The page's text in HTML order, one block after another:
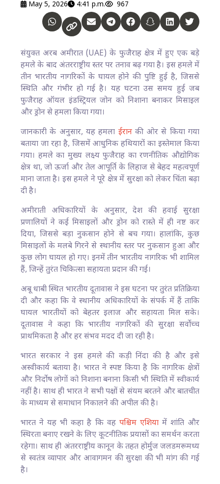
May 5, 2026 4:41 p.m. 967
संयुक्त अरब अमीरात (UAE) के फुजैराह क्षेत्र में हुए एक बड़े
हमले के बाद अंतरराष्ट्रीय स्तर पर तनाव बढ़ गया है। इस हमले में
तीन भारतीय नागरिकों के घायल होने की पुष्टि हुई है, जिससे
स्थिति और गंभीर हो गई है। यह घटना उस समय हुई जब
फुजैराह ऑयल इंडस्ट्रियल जोन को निशाना बनाकर मिसाइल
और ड्रोन से हमला किया गया।
जानकारी के अनुसार, यह हमला ईरान की ओर से किया गया
बताया जा रहा है, जिसमें आधुनिक हथियारों का इस्तेमाल किया
गया। हमले का मुख्य लक्ष्य फुजैराह का रणनीतिक औद्योगिक
क्षेत्र था, जो ऊर्जा और तेल आपूर्ति के लिहाज से बेहद महत्वपूर्ण
माना जाता है। इस हमले ने पूरे क्षेत्र में सुरक्षा को लेकर चिंता बढ़ा
दी है।
अमीराती अधिकारियों के अनुसार, देश की हवाई सुरक्षा
प्रणालियों ने कई मिसाइलों और ड्रोन को रास्ते में ही नष्ट कर
दिया, जिससे बड़ा नुकसान होने से बच गया। हालांकि, कुछ
मिसाइलों के मलबे गिरने से स्थानीय स्तर पर नुकसान हुआ और
कुछ लोग घायल हो गए। इनमें तीन भारतीय नागरिक भी शामिल
हैं, जिन्हें तुरंत चिकित्सा सहायता प्रदान की गई।
अबू धाबी स्थित भारतीय दूतावास ने इस घटना पर तुरंत प्रतिक्रिया
दी और कहा कि वे स्थानीय अधिकारियों के संपर्क में हैं ताकि
घायल भारतीयों को बेहतर इलाज और सहायता मिल सके।
दूतावास ने कहा कि भारतीय नागरिकों की सुरक्षा सर्वोच्च
प्राथमिकता है और हर संभव मदद दी जा रही है।
भारत सरकार ने इस हमले की कड़ी निंदा की है और इसे
अस्वीकार्य बताया है। भारत ने स्पष्ट किया है कि नागरिक क्षेत्रों
और निर्दोष लोगों को निशाना बनाना किसी भी स्थिति में स्वीकार्य
नहीं है। साथ ही भारत ने सभी पक्षों से संयम बरतने और बातचीत
के माध्यम से समाधान निकालने की अपील की है।
भारत ने यह भी कहा है कि वहपश्चिम एशियामें शांति और
स्थिरता बनाए रखने के लिए कूटनीतिक प्रयासों का समर्थन करता
रहेगा। साथ ही अंतरराष्ट्रीय कानून के तहत होर्मुज जलडमरूमध्य
से स्वतंत्र व्यापार और आवागमन की सुरक्षा की भी मांग की गई
है।